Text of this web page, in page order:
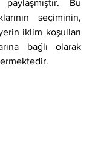
Bu
seçiminin,
iklim koşulları
bağlı olarak